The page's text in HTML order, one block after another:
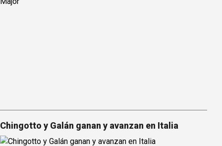
Chingotto y Galán ganan y avanzan en Italia